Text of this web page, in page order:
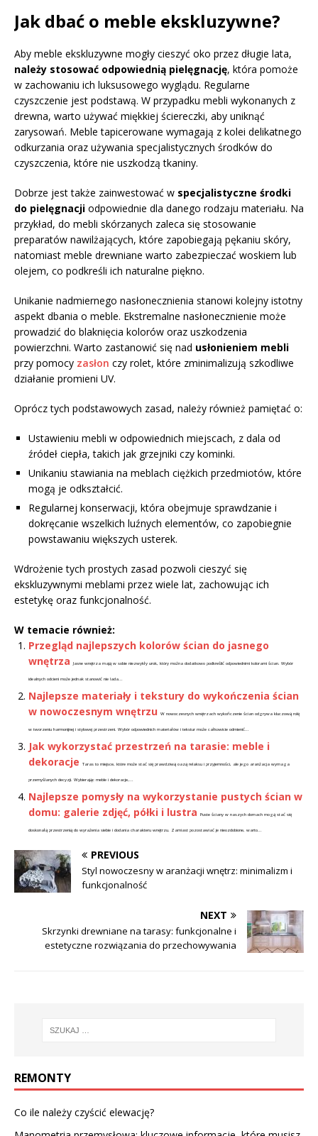
Jak dbać o meble ekskluzywne?
Aby meble ekskluzywne mogły cieszyć oko przez długie lata,
należy stosować odpowiednią pielęgnację, która pomoże
w zachowaniu ich luksusowego wyglądu. Regularne
czyszczenie jest podstawą. W przypadku mebli wykonanych z
drewna, warto używać miękkiej ściereczki, aby uniknąć
zarysowań. Meble tapicerowane wymagają z kolei delikatnego
odkurzania oraz używania specjalistycznych środków do
czyszczenia, które nie uszkodzą tkaniny.
Dobrze jest także zainwestować w specjalistyczne środki
do pielęgnacji odpowiednie dla danego rodzaju materiału. Na
przykład, do mebli skórzanych zaleca się stosowanie
preparatów nawilżających, które zapobiegają pękaniu skóry,
natomiast meble drewniane warto zabezpieczać woskiem lub
olejem, co podkreśli ich naturalne piękno.
Unikanie nadmiernego nasłonecznienia stanowi kolejny istotny
aspekt dbania o meble. Ekstremalne nasłonecznienie może
prowadzić do blaknięcia kolorów oraz uszkodzenia
powierzchni. Warto zastanowić się nad usłonieniem mebli
przy pomocy zasłon czy rolet, które zminimalizują szkodliwe
działanie promieni UV.
Oprócz tych podstawowych zasad, należy również pamiętać o:
Ustawieniu mebli w odpowiednich miejscach, z dala od
źródeł ciepła, takich jak grzejniki czy kominki.
Unikaniu stawiania na meblach ciężkich przedmiotów, które
mogą je odkształcić.
Regularnej konserwacji, która obejmuje sprawdzanie i
dokręcanie wszelkich luźnych elementów, co zapobiegnie
powstawaniu większych usterek.
Wdrożenie tych prostych zasad pozwoli cieszyć się
ekskluzywnymi meblami przez wiele lat, zachowując ich
estetykę oraz funkcjonalność.
W temacie również:
Przegląd najlepszych kolorów ścian do jasnego
wnętrza
Jasne wnętrza mają w sobie niezwykły urok, który można dodatkowo podkreślić odpowiednimi kolorami ścian. Wybór
idealnych odcieni może jednak stanowić nie lada...
Najlepsze materiały i tekstury do wykończenia ścian
w nowoczesnym wnętrzu
W nowoczesnych wnętrzach wykończenie ścian odgrywa kluczową rolę
w tworzeniu harmonijnej i stylowej przestrzeni. Wybór odpowiednich materiałów i tekstur może całkowicie odmienić...
Jak wykorzystać przestrzeń na tarasie: meble i
dekoracje
Taras to miejsce, które może stać się prawdziwą oazą relaksu i przyjemności, ale jego aranżacja wymaga
przemyślanych decyzji. Wybierając meble i dekoracje,...
Najlepsze pomysły na wykorzystanie pustych ścian w
domu: galerie zdjęć, półki i lustra
Puste ściany w naszych domach mogą stać się
doskonałą przestrzenią do wyrażenia siebie i dodania charakteru wnętrzu. Zamiast pozostawiać je nieozdobione, warto...
PREVIOUS
Styl nowoczesny w aranżacji wnętrz: minimalizm i
funkcjonalność
NEXT
Skrzynki drewniane na tarasy: funkcjonalne i
estetyczne rozwiązania do przechowywania
REMONTY
Co ile należy czyścić elewację?